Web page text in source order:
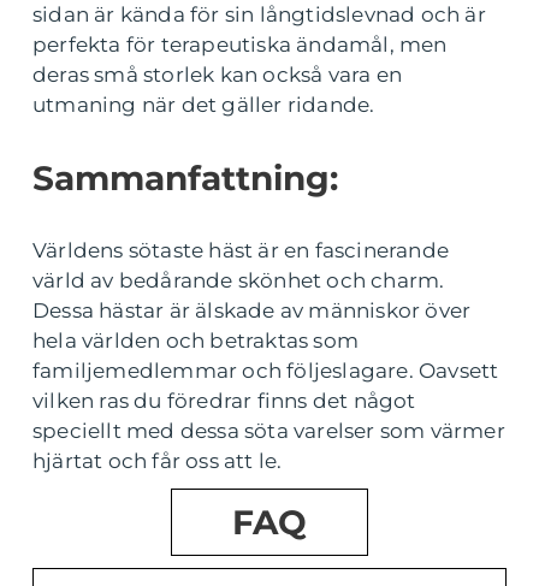
sidan är kända för sin långtidslevnad och är
perfekta för terapeutiska ändamål, men
deras små storlek kan också vara en
utmaning när det gäller ridande.
Sammanfattning:
Världens sötaste häst är en fascinerande
värld av bedårande skönhet och charm.
Dessa hästar är älskade av människor över
hela världen och betraktas som
familjemedlemmar och följeslagare. Oavsett
vilken ras du föredrar finns det något
speciellt med dessa söta varelser som värmer
hjärtat och får oss att le.
FAQ